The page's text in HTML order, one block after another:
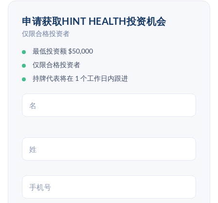
申请获取HINT HEALTH投资机会
仅限合格投资者
最低投资额 $50,000
仅限合格投资者
持牌代表将在 1 个工作日内跟进